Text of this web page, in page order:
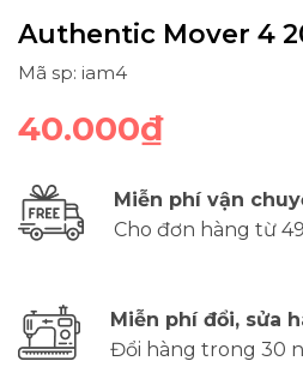
Authentic Mover 4
Mã sp: iam4
40.000₫
Miễn phí vận
Cho đơn hàng từ
Miễn phí đổi, sửa
Đổi hàng trong 30